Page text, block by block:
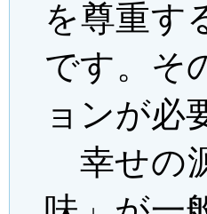
を尊重す
です。そ
ョンが必
幸せの